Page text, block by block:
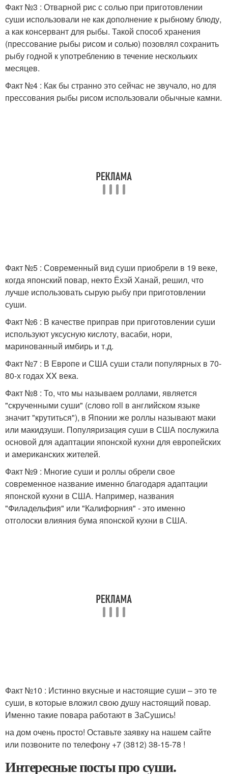
Факт №3 : Отварной рис с солью при приготовлении
суши использовали не как дополнение к рыбному блюду,
а как консервант для рыбы. Такой способ хранения
(прессование рыбы рисом и солью) позовлял сохранить
рыбу годной к употреблению в течение нескольких
месяцев.
Факт №4 : Как бы странно это сейчас не звучало, но для
прессования рыбы рисом использовали обычные камни.
Факт №5 : Современный вид суши приобрели в 19 веке,
когда японский повар, некто Ёхэй Ханай, решил, что
лучше использовать сырую рыбу при приготовлении
суши.
Факт №6 : В качестве приправ при приготовлении суши
используют уксусную кислоту, васаби, нори,
маринованный имбирь и т.д.
Факт №7 : В Европе и США суши стали популярных в 70-
80-х годах XX века.
Факт №8 : То, что мы называем роллами, является
"скрученными суши" (слово roll в английском языке
значит "крутиться"), в Японии же роллы называют маки
или макидзуши. Популяризация суши в США послужила
основой для адаптации японской кухни для европейских
и американских жителей.
Факт №9 : Многие суши и роллы обрели свое
современное название именно благодаря адаптации
японской кухни в США. Например, названия
"Филадельфия" или "Калифорния" - это именно
отголоски влияния бума японской кухни в США.
Факт №10 : Истинно вкусные и настоящие суши – это те
суши, в которые вложил свою душу настоящий повар.
Именно такие повара работают в ЗаСушись!
на дом очень просто! Оставьте заявку на нашем сайте
или позвоните по телефону +7 (3812) 38-15-78 !
Интересные посты про суши.